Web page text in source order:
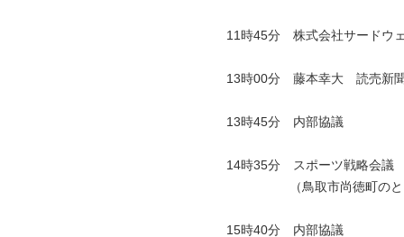
11時45分 株式会社サードウ
13時00分 藤本幸大 読売新
13時45分 内部協議
14時35分 スポーツ戦略会議
（鳥取市尚徳町のとり
15時40分 内部協議